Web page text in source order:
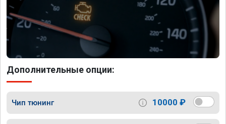
Дополнительные опции:
Чип тюнинг 10000 ₽